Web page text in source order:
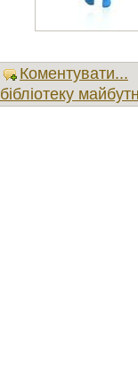
Коментувати...
бібліотеку